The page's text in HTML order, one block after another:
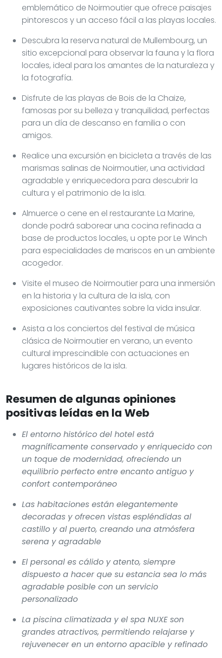
emblemático de Noirmoutier que ofrece paisajes
pintorescos y un acceso fácil a las playas locales.
Descubra la reserva natural de Mullembourg, un
sitio excepcional para observar la fauna y la flora
locales, ideal para los amantes de la naturaleza y
la fotografía.
Disfrute de las playas de Bois de la Chaize,
famosas por su belleza y tranquilidad, perfectas
para un día de descanso en familia o con
amigos.
Realice una excursión en bicicleta a través de las
marismas salinas de Noirmoutier, una actividad
agradable y enriquecedora para descubrir la
cultura y el patrimonio de la isla.
Almuerce o cene en el restaurante La Marine,
donde podrá saborear una cocina refinada a
base de productos locales, u opte por Le Winch
para especialidades de mariscos en un ambiente
acogedor.
Visite el museo de Noirmoutier para una inmersión
en la historia y la cultura de la isla, con
exposiciones cautivantes sobre la vida insular.
Asista a los conciertos del festival de música
clásica de Noirmoutier en verano, un evento
cultural imprescindible con actuaciones en
lugares históricos de la isla.
Resumen de algunas opiniones
positivas leídas en la Web
El entorno histórico del hotel está
magníficamente conservado y enriquecido con
un toque de modernidad, ofreciendo un
equilibrio perfecto entre encanto antiguo y
confort contemporáneo
Las habitaciones están elegantemente
decoradas y ofrecen vistas espléndidas al
castillo y al puerto, creando una atmósfera
serena y agradable
El personal es cálido y atento, siempre
dispuesto a hacer que su estancia sea lo más
agradable posible con un servicio
personalizado
La piscina climatizada y el spa NUXE son
grandes atractivos, permitiendo relajarse y
rejuvenecer en un entorno apacible y refinado